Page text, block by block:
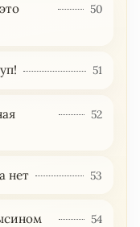
50
51
52
нет 53
54